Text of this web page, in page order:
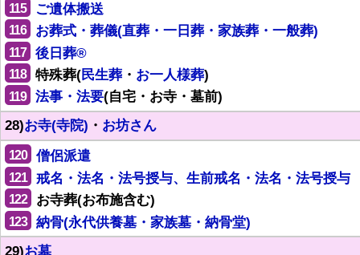
115 ご遺体搬送
116 お葬式・葬儀(直葬・一日葬・家族葬・一般葬)
117 後日葬®
118 特殊葬(民生葬・ お一人様葬)
119 法事・法要(自宅・お寺・墓前)
28)お寺(寺院) ・ お坊さん
120 僧侶派遣
121 戒名・法名・法号授与、生前戒名・法名・法号授与
122 お寺葬(お布施含む)
123
納骨(永代供養墓・家族墓・納骨堂)
29)お墓